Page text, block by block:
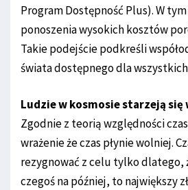
Program Dostępność Plus). W
ponoszenia wysokich kosztów
Takie podejście podkreśli
świata dostępnego dla
Ludzie w kosmosie starzeją się
Zgodnie z teorią względności
wrażenie że czas płynie wolniej.
rezygnować z celu tylko dlatego,
czegoś na później, to największy